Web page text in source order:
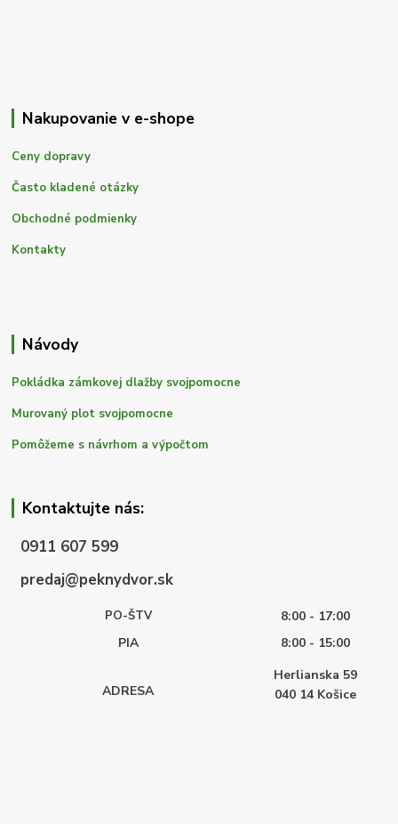
Nakupovanie v e-shope
Ceny dopravy
Často kladené otázky
Obchodné podmienky
Kontakty
Návody
Pokládka zámkovej dlažby svojpomocne
Murovaný plot svojpomocne
Pomôžeme s návrhom a výpočtom
Kontaktujte nás:
0911 607 599
predaj@peknydvor.sk
PO-ŠTV
8:00 - 17:00
PIA
8:00 - 15:00
ADRESA
Herlianska 59
040 14 Košice